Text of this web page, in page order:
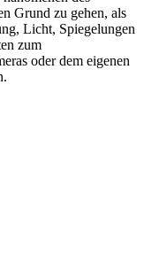
Grund zu gehen, als
Licht, Spiegelungen
zum
oder dem eigenen